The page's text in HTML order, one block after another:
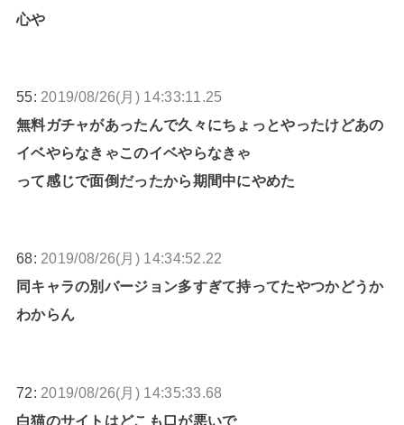
心や
55: 2019/08/26(月) 14:33:11.25
無料ガチャがあったんで久々にちょっとやったけどあの
イベやらなきゃこのイベやらなきゃ
って感じで面倒だったから期間中にやめた
68: 2019/08/26(月) 14:34:52.22
同キャラの別バージョン多すぎて持ってたやつかどうか
わからん
72: 2019/08/26(月) 14:35:33.68
白猫のサイトはどこも口が悪いで